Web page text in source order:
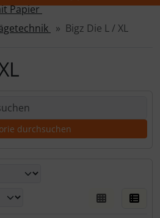
Einstellungen
Informationen
Papier
Bigz Die L / XL